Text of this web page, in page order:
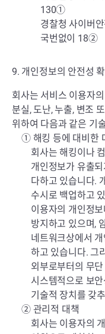
130①
경찰청 사이버
국번없이 18②
9. 개인정보의 안전성
회사는 서비스 이용자
분실, 도난, 누출, 변조
위하여 다음과 같은 기
① 해킹 등에 대비한
회사는 해킹이나
개인정보가 유출
다하고 있습니다.
수시로 백업하고
이용자의 개인정
방지하고 있으며,
네트워크상에서
하고 있습니다. 그
외부로부터의 무
시스템적으로 보
기술적 장치를 갖
② 관리적 대책
회사는 이용자의